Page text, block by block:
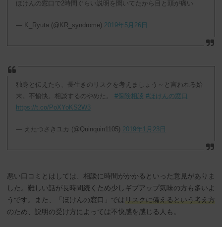
ほけんの窓口で2時間ぐらい説明を聞いてたから目と頭が痛い
— K_Ryuta (@KR_syndrome) 2019年5月26日
独身と伝えたら、長生きのリスクを考えましょう～と言われる始
末。不愉快。相談するのやめた。 #保険相談 #ほけんの窓口
https://t.co/PoXYoKS2W3
— えたつさきユカ (@Quinquin1105) 2019年1月23日
悪い口コミとはしては、相談に時間がかかるといった意見がありま
した。難しい話が長時間続くため少しギブアップ気味の方も多いよ
うです。また、「ほけんの窓口」では リスクに備えるという考え方
のため、説明の受け方によっては不快感を感じる人も。